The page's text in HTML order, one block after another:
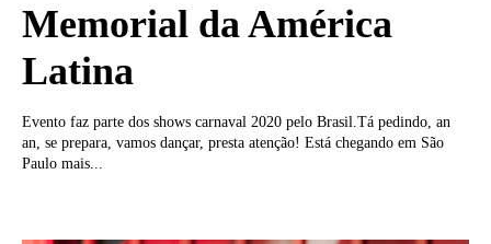
Memorial da América
Latina
Evento faz parte dos shows carnaval 2020 pelo Brasil.Tá pedindo, an
an, se prepara, vamos dançar, presta atenção! Está chegando em São
Paulo mais...